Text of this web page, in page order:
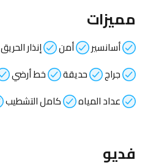
مميزات
أسانسير أمن إنذار الحريق
جراج
حديقة خط أرضي
عداد المياه
كامل التشطيب
فديو